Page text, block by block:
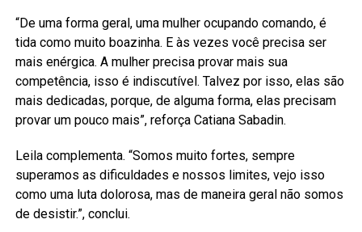
“De uma forma geral, uma mulher ocupando comando, é
tida como muito boazinha. E às vezes você precisa ser
mais enérgica. A mulher precisa provar mais sua
competência, isso é indiscutível. Talvez por isso, elas são
mais dedicadas, porque, de alguma forma, elas precisam
provar um pouco mais”, reforça Catiana Sabadin.
Leila complementa. “Somos muito fortes, sempre
superamos as dificuldades e nossos limites, vejo isso
como uma luta dolorosa, mas de maneira geral não somos
de desistir.”, conclui.